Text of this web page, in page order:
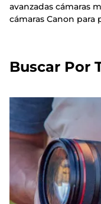
avanzadas cámaras
cámaras Canon para
Buscar Por